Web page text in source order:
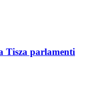
Tisza parlamenti